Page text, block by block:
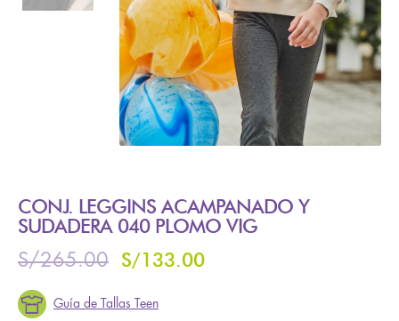
CONJ. LEGGINS ACAMPANADO Y
SUDADERA 040 PLOMO VIG
S/265.00 S/133.00
Guía de Tallas Teen